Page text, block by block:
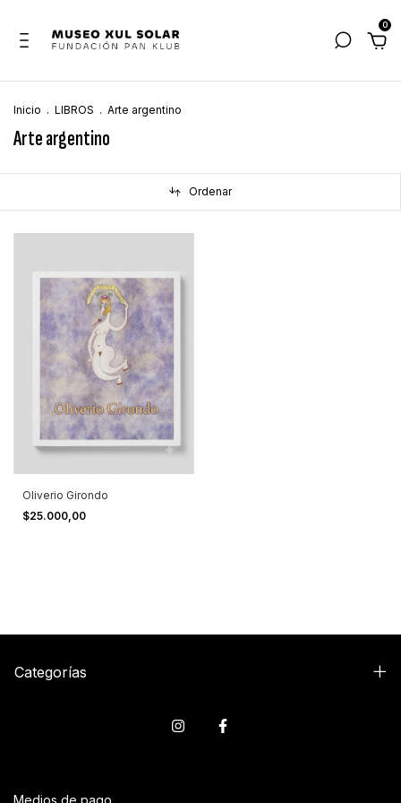
0
Inicio . LIBROS . Arte argentino
Arte argentino
Ordenar
Oliverio Girondo
$25.000,00
Categorías
Medios de pago